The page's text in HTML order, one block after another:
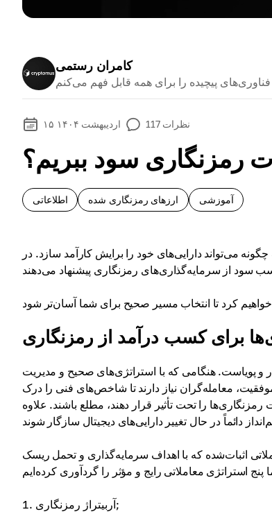
کامران رستمی
۱۵ اردیبهشت ۱۴۰۴ 117 نظرات
رمزنگاری سود ببریم؟
اطلاعاتی ارزهای رمزنگاری شده آموزشی
می‌تواند دارایی‌های خود را برایش کارآمد سازد. در
برای کسب درآمد از رمزنگاری
و پویاست. هنگامی که با استراتژی‌های صحیح و مدیریت
معامله‌گران نیاز دارند تا شاخص‌های فنی را درک
را تحت تأثیر قرار دهند، مطلع باشند. علاوه
اثبات‌شده که با اهداف سرمایه‌گذاری و تحمل ریسک
آربیتراژ رمزنگاری;